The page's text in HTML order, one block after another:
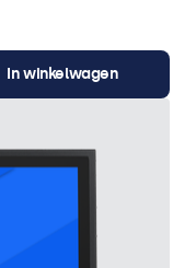
In winkelwagen